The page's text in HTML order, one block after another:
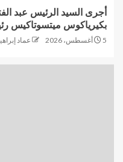
أجرى السيد الرئيس عبد
بكيرياكوس ميتسوتاكيس
5 أغسطس، 2026 عماد